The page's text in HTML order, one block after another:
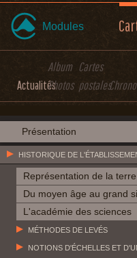
Modules
Actualités
Album
Photos
Cartes
postales
Présentation
HISTORIQUE DE
Représentation de la
Du moyen âge au grand
L'académie des sciences
MÉTHODES DE LEVÉS
NOTIONS D'ÉCHELLES ET